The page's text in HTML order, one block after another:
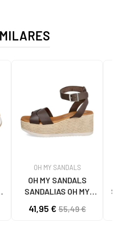
OH MY SANDALS
OH MY SANDALS
SANDALIAS OH MY
PLATAFORMA
41,95 €55,49 €